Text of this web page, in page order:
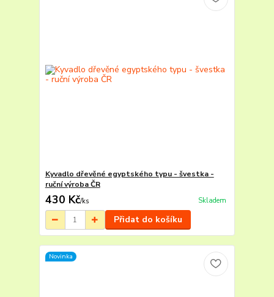
Kyvadlo dřevěné egyptského typu - švestka -
ruční výroba ČR
430 Kč/ks Skladem
Přidat do košíku
Novinka